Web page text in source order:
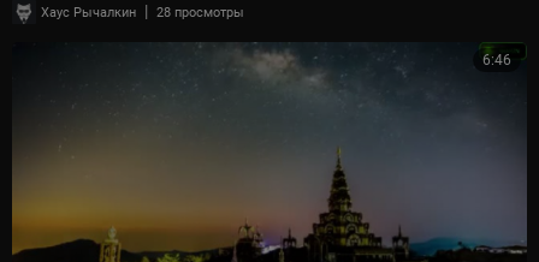
Хаус Рычалкин | 28 просмотры
6:46